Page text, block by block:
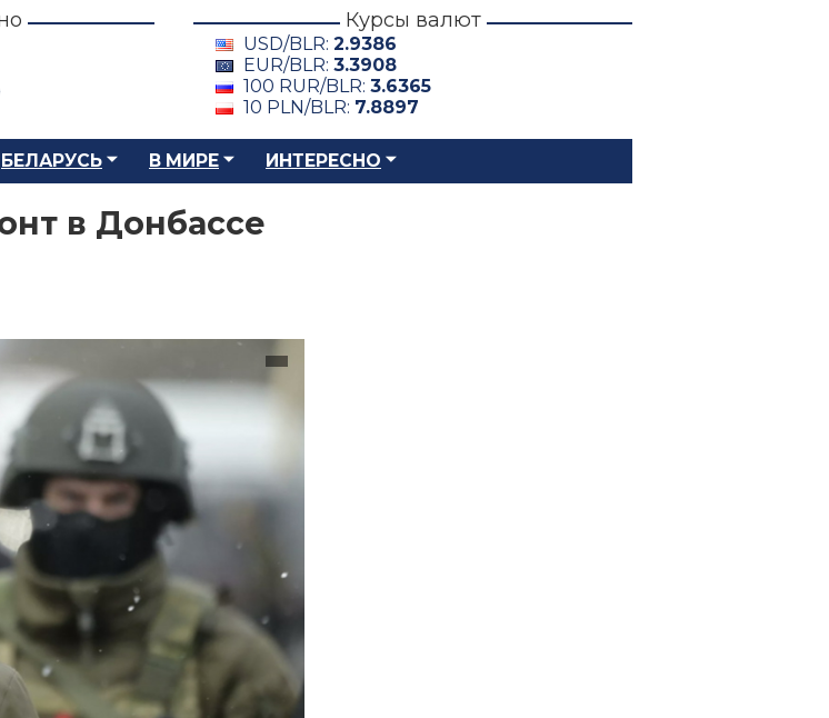
Курсы валют
USD/BLR: 2.9386
EUR/BLR: 3.3908
100 RUR/BLR: 3.6365
10 PLN/BLR: 7.8897
БЕЛАРУСЬ В МИРЕ ИНТЕРЕСНО
в Донбассе